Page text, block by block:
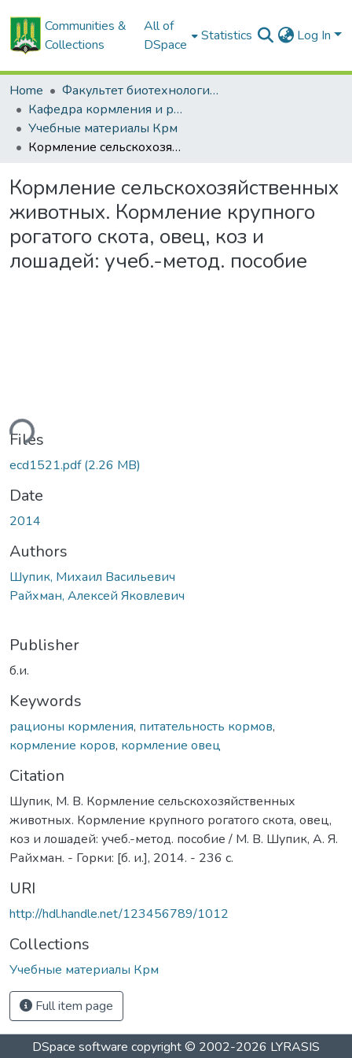
Communities &
Collections
All of
DSpace
Statistics Log In
Home
Факультет биотехнологии и аквакультуры
Кафедра кормления и разведения сельскохозяйственных животных
Учебные материалы Крм
Кормление сельскохозяйственных животных. Кормление крупного рогатого скота, овец, коз и лошадей: учеб.-метод. пособие
Кормление сельскохозяйственных
животных. Кормление крупного
рогатого скота, овец, коз и
лошадей: учеб.-метод. пособие
Files
ecd1521.pdf(2.26 MB)
Date
2014
Authors
Шупик, Михаил Васильевич
Райхман, Алексей Яковлевич
Publisher
б.и.
Keywords
рационы кормления, питательность кормов,
кормление коров, кормление овец
Citation
Шупик, М. В. Кормление сельскохозяйственных
животных. Кормление крупного рогатого скота, овец,
коз и лошадей: учеб.-метод. пособие / М. В. Шупик, А. Я.
Райхман. - Горки: [б. и.], 2014. - 236 с.
URI
http://hdl.handle.net/123456789/1012
Collections
Учебные материалы Крм
Full item page
DSpace software copyright © 2002-2026 LYRASIS